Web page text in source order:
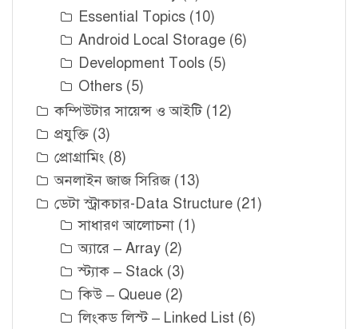
Essential Topics (10)
Android Local Storage (6)
Development Tools (5)
Others (5)
কম্পিউটার সায়েন্স ও আইটি(12)
প্রযুক্তি (3)
প্রোগ্রামিং (8)
অনলাইন জাজ সিরিজ (13)
ডেটা স্ট্রাকচার-Data Structure (21)
সাধারণ আলোচনা (1)
অ্যারে – Array (2)
স্ট্যাক – Stack (3)
কিউ – Queue (2)
লিংকড লিস্ট – Linked List (6)